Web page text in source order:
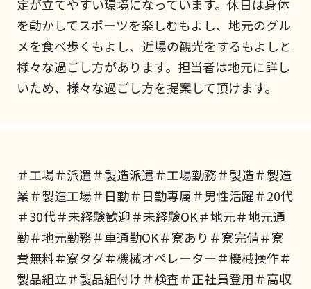
定が立てやすい環境になっています。休日は身体
を動かしてスポーツを楽しむもよし、地元のグル
メを食べ歩くもよし、近場の観光をするもよしと
様々な過ごし方があります。担当者は地元に詳し
いため、様々な過ごし方を提案して頂けます。
＃工場＃派遣＃製造派遣＃工場勤務＃製造＃製造
業＃製造工場＃日勤＃日勤専属＃男性活躍＃20代
＃30代＃未経験歓迎＃未経験OK＃地元＃地元通
勤＃地元勤務＃車通勤OK＃寮あり＃寮完備＃寮
費無料＃寮タダ＃機械オペレーター＃機械操作＃
製品組立＃製品組付け＃検査＃正社員登用＃高収